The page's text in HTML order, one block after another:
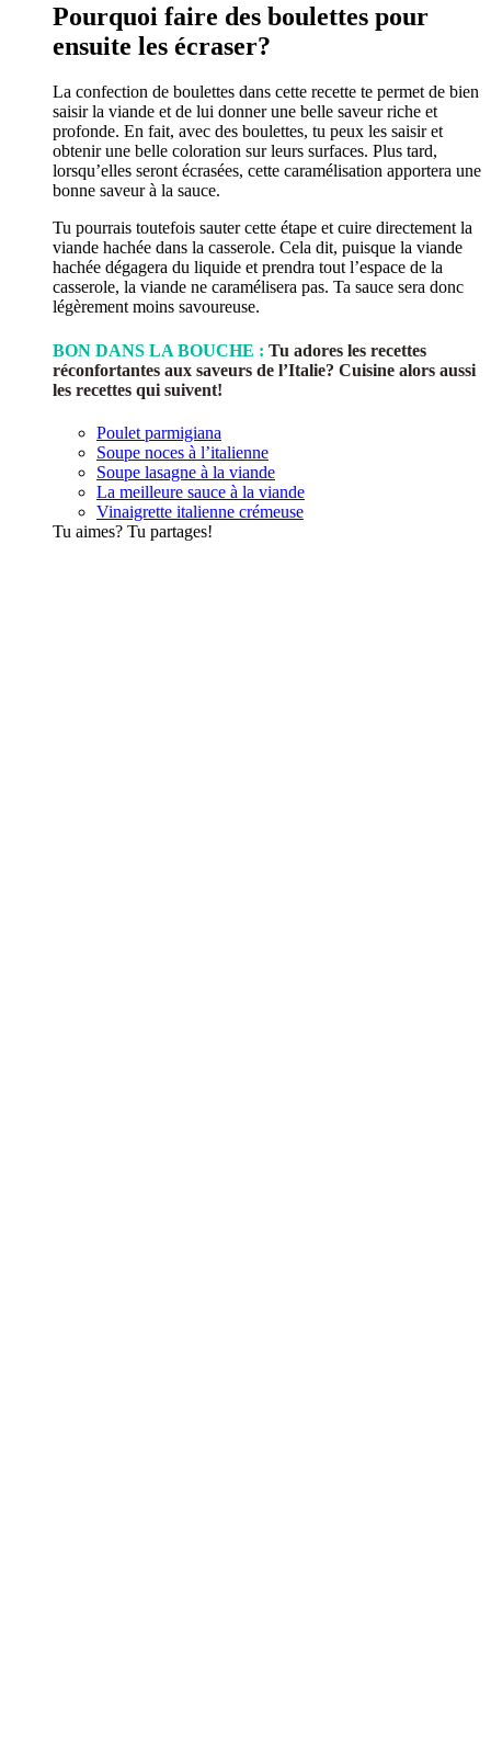
Pourquoi faire des boulettes pour
ensuite les écraser?
La confection de boulettes dans cette recette te permet de bien
saisir la viande et de lui donner une belle saveur riche et
profonde. En fait, avec des boulettes, tu peux les saisir et
obtenir une belle coloration sur leurs surfaces. Plus tard,
lorsqu’elles seront écrasées, cette caramélisation apportera une
bonne saveur à la sauce.
Tu pourrais toutefois sauter cette étape et cuire directement la
viande hachée dans la casserole. Cela dit, puisque la viande
hachée dégagera du liquide et prendra tout l’espace de la
casserole, la viande ne caramélisera pas. Ta sauce sera donc
légèrement moins savoureuse.
BON DANS LA BOUCHE : Tu adores les recettes
réconfortantes aux saveurs de l’Italie? Cuisine alors aussi
les recettes qui suivent!
Poulet parmigiana
Soupe noces à l’italienne
Soupe lasagne à la viande
La meilleure sauce à la viande
Vinaigrette italienne crémeuse
Tu aimes? Tu partages!